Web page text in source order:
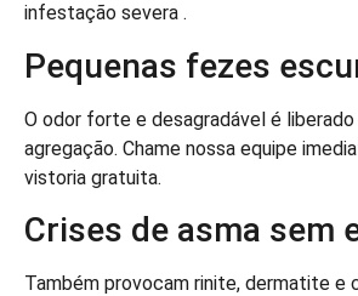
infestação severa .
Pequenas fezes
O odor forte e desagradável é
agregação. Chame nossa equipe
vistoria gratuita.
Crises de asma sem
Também provocam rinite, dermatite e